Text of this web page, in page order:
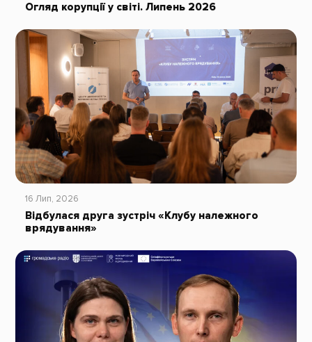
Огляд корупції у світі. Липень 2026
16 Лип, 2026
Відбулася друга зустріч «Клубу належного
врядування»